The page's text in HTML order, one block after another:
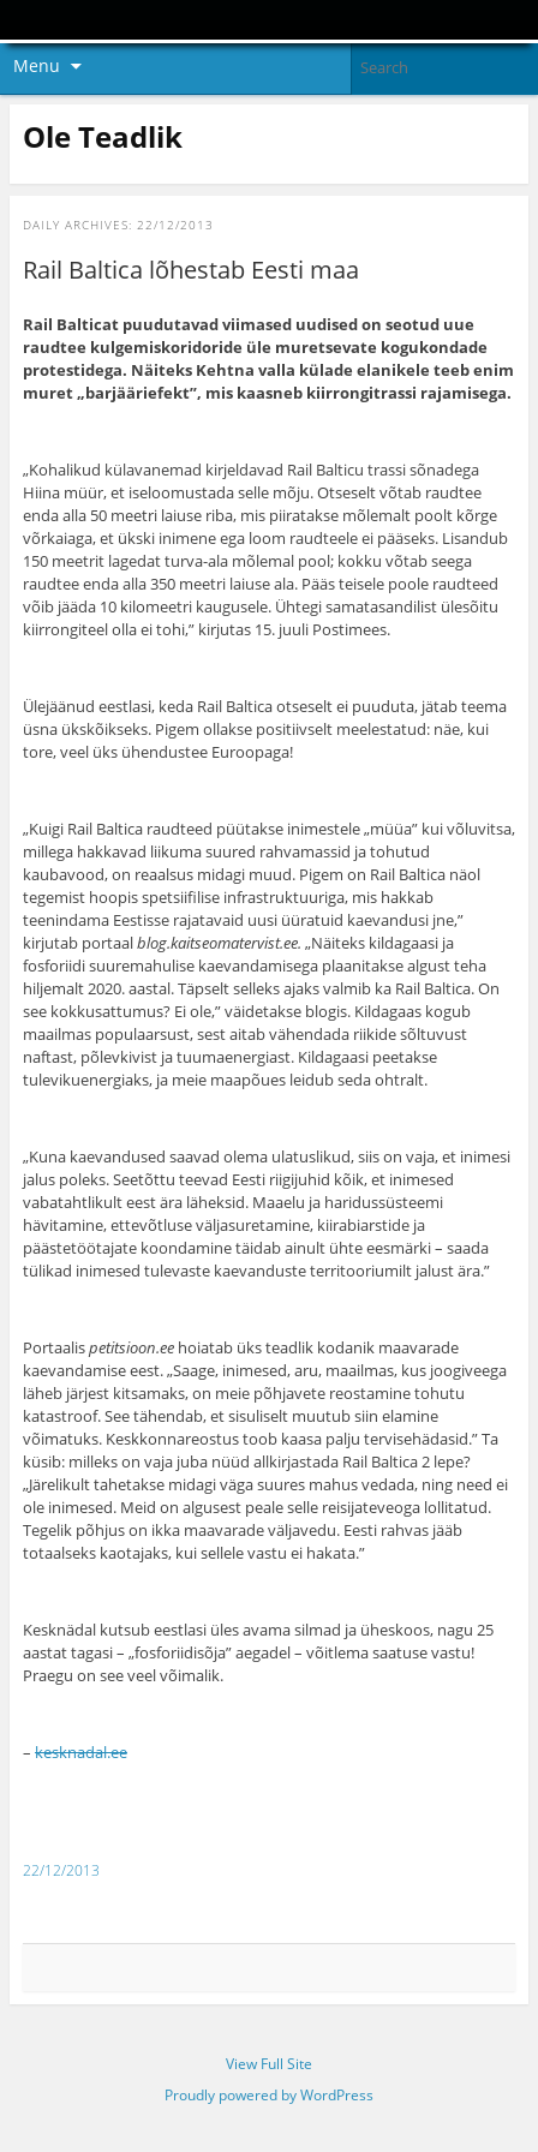
Menu
Ole Teadlik
DAILY ARCHIVES: 22/12/2013
Rail Baltica lõhestab Eesti maa
Rail Balticat puudutavad viimased uudised on seotud uue
raudtee kulgemiskoridoride üle muretsevate kogukondade
protestidega. Näiteks Kehtna valla külade elanikele teeb enim
muret „barjääriefekt”, mis kaasneb kiirrongitrassi rajamisega.
„Kohalikud külavanemad kirjeldavad Rail Balticu trassi sõnadega
Hiina müür, et iseloomustada selle mõju. Otseselt võtab raudtee
enda alla 50 meetri laiuse riba, mis piiratakse mõlemalt poolt kõrge
võrkaiaga, et ükski inimene ega loom raudteele ei pääseks. Lisandub
150 meetrit lagedat turva-ala mõlemal pool; kokku võtab seega
raudtee enda alla 350 meetri laiuse ala. Pääs teisele poole raudteed
võib jääda 10 kilomeetri kaugusele. Ühtegi samatasandilist ülesõitu
kiirrongiteel olla ei tohi,” kirjutas 15. juuli Postimees.
Ülejäänud eestlasi, keda Rail Baltica otseselt ei puuduta, jätab teema
üsna ükskõikseks. Pigem ollakse positiivselt meelestatud: näe, kui
tore, veel üks ühendustee Euroopaga!
„Kuigi Rail Baltica raudteed püütakse inimestele „müüa” kui võluvitsa,
millega hakkavad liikuma suured rahvamassid ja tohutud
kaubavood, on reaalsus midagi muud. Pigem on Rail Baltica näol
tegemist hoopis spetsiifilise infrastruktuuriga, mis hakkab
teenindama Eestisse rajatavaid uusi üüratuid kaevandusi jne,”
kirjutab portaalblog.kaitseomatervist.ee. „Näiteks kildagaasi ja
fosforiidi suuremahulise kaevandamisega plaanitakse algust teha
hiljemalt 2020. aastal. Täpselt selleks ajaks valmib ka Rail Baltica. On
see kokkusattumus? Ei ole,” väidetakse blogis. Kildagaas kogub
maailmas populaarsust, sest aitab vähendada riikide sõltuvust
naftast, põlevkivist ja tuumaenergiast. Kildagaasi peetakse
tulevikuenergiaks, ja meie maapõues leidub seda ohtralt.
„Kuna kaevandused saavad olema ulatuslikud, siis on vaja, et inimesi
jalus poleks. Seetõttu teevad Eesti riigijuhid kõik, et inimesed
vabatahtlikult eest ära läheksid. Maaelu ja haridussüsteemi
hävitamine, ettevõtluse väljasuretamine, kiirabiarstide ja
päästetöötajate koondamine täidab ainult ühte eesmärki – saada
tülikad inimesed tulevaste kaevanduste territooriumilt jalust ära.”
Portaalispetitsioon.eehoiatab üks teadlik kodanik maavarade
kaevandamise eest. „Saage, inimesed, aru, maailmas, kus joogiveega
läheb järjest kitsamaks, on meie põhjavete reostamine tohutu
katastroof. See tähendab, et sisuliselt muutub siin elamine
võimatuks. Keskkonnareostus toob kaasa palju tervisehädasid.” Ta
küsib: milleks on vaja juba nüüd allkirjastada Rail Baltica 2 lepe?
„Järelikult tahetakse midagi väga suures mahus vedada, ning need ei
ole inimesed. Meid on algusest peale selle reisijateveoga lollitatud.
Tegelik põhjus on ikka maavarade väljavedu. Eesti rahvas jääb
totaalseks kaotajaks, kui sellele vastu ei hakata.”
Kesknädal kutsub eestlasi üles avama silmad ja üheskoos, nagu 25
aastat tagasi – „fosforiidisõja” aegadel – võitlema saatuse vastu!
Praegu on see veel võimalik.
– kesknadal.ee
22/12/2013
View Full Site
Proudly powered by WordPress